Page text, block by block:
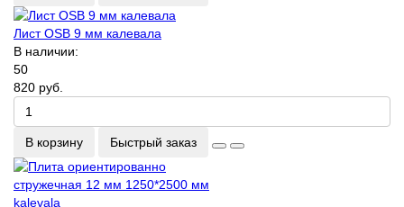
Лист OSB 9 мм калевала
В наличии:
50
820 руб.
В корзину Быстрый заказ